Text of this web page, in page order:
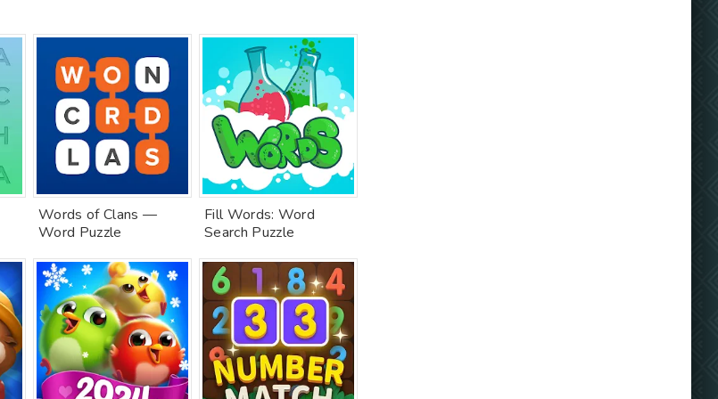
Words of Clans —
Word Puzzle
Fill Words: Word
Search Puzzle